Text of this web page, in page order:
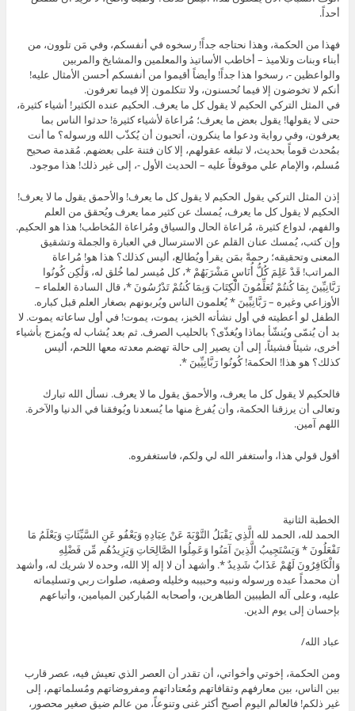
أحداً.
فهذا من الحكمة، وهذا نحتاجه جداً! رسخوه في أنفسكم، وفي مَن تلوون، من
أبناء وبنات وتلاميذ – أخاطب الأساتيذ والمعلمين والمشايخ والمربين
والواعظين -، رسخوا هذا جداً! وأيضاً أقيموا من أنفسكم أحسن الأمثال عليه!
أنكم لا تخوضون إلا فيما تُحسنون، ولا تتكلمون إلا فيما تعرفون.
في المثل التركي الحكيم لا يقول كل ما يعرف. الحكيم عنده الكثير! أشياء كثيرة،
حتى لا يقولها! يقول بعض ما يعرف؛ مُراعاة لأشياء كثيرة! حدثوا الناس بما
يعرفون، وفي رواية ودعوا ما ينكرون، أتحبون أن يُكذّب الله ورسوله؟ ما أنت
بمُحدث قوماً بحديث، لا تبلغه عقولهم، إلا كان فتنة على بعضهم. مُقدمة صحيح
مُسلم، والإمام علي موقوفاً عليه – الحديث الأول -، إلى غير ذلك! هذا موجود.
إذن المثل التركي يقول الحكيم لا يقول كل ما يعرف! والأحمق يقول ما لا يعرف!
الحكيم لا يقول كل ما يعرف، يُمسك عن كثير مما يعرف ويُحقق من العلم
والفهم، لدواع كثيرة، مُراعاة الحال والسياق ومُراعاة المُخاطب! هذا هو الحكيم.
وإن كتب، يُمسك عنان القلم عن الاسترسال في العبارة والجملة وتشقيق
المعنى وتحقيقه؛ رحمةً بمَن يقرأ ويُطالع، أليس كذلك؟ هذا هو! مُراعاة
المراتب! قَدْ عَلِمَ كُلُّ أُنَاسٍ مَشْرَبَهُمْ *، كل مُيسر لما خُلق له، وَلَٰكِن كُونُوا
رَبَّانِيِّينَ بِمَا كُنتُمْ تُعَلِّمُونَ الْكِتَابَ وَبِمَا كُنتُمْ تَدْرُسُونَ *، قال السادة العلماء –
الأوزاعي وغيره – رَبَّانِيِّينَ * يُعلمون الناس ويُربونهم بصغار العلم قبل كباره.
الطفل لو أعطيته في أول نشأته الخبز، يموت، يموت! في أول ساعاته يموت. لا
بد أن يُنمّى ويُنشّأ بماذا ويُغذّى؟ بالحليب الصرف. ثم بعد يُشاب له ويُمزج بأشياء
أخرى، شيئاً فشيئاً، إلى أن يصير إلى حالة تهضم معدته معها اللحم، أليس
كذلك؟ هو هذا! الحكمة! كُونُوا رَبَّانِيِّينَ *.
فالحكيم لا يقول كل ما يعرف، والأحمق يقول ما لا يعرف. نسأل الله تبارك
وتعالى أن يرزقنا الحكمة، وأن يُفرغ منها ما يُسعدنا ويُوفقنا في الدنيا والآخرة.
اللهم آمين.
أقول قولي هذا، وأستغفر الله لي ولكم، فاستغفروه.
الخطبة الثانية
الحمد لله، الحمد لله الَّذِي يَقْبَلُ التَّوْبَةَ عَنْ عِبَادِهِ وَيَعْفُو عَنِ السَّيِّئَاتِ وَيَعْلَمُ مَا
تَفْعَلُونَ * وَيَسْتَجِيبُ الَّذِينَ آمَنُوا وَعَمِلُوا الصَّالِحَاتِ وَيَزِيدُهُم مِّن فَضْلِهِ
وَالْكَافِرُونَ لَهُمْ عَذَابٌ شَدِيدٌ *. وأشهد أن لا إله إلا الله، وحده لا شريك له، وأشهد
أن محمداً عبده ورسوله ونبيه وحبيبه وخليله وصفيه، صلوات ربي وتسليماته
عليه، وعلى آله الطيبين الطاهرين، وأصحابه المُباركين الميامين، وأتباعهم
بإحسان إلى يوم الدين.
عباد الله/
ومن الحكمة، إخوتي وأخواتي، أن تقدر أن العصر الذي تعيش فيه، عصر قارب
بين الناس، بين معارفهم وثقافاتهم ومُعتاداتهم ومفروضاتهم ومُسلماتهم، إلى
غير ذلكم! فالعالم اليوم أصبح أكثر غنى وتنوعاً، من عالم ضيق صغير محصور،